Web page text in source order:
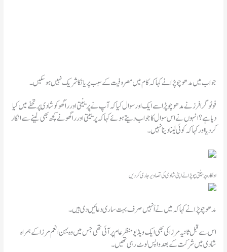
جواب میں مدھو چوپڑا نے کہا کہ کام میں مصروفیت کے سبب پریانکا شریک نہیں ہوسکیں۔
فوٹو گرافرز نے مدھو چوپڑا سے ایک اور سوال کیا کہ آپ نے پرینیتی اور راگھو کو شادی پر تحفے میں کیا
دیا ہے؟ انہوں نے اس سوال کا جواب دیتے ہوئے کہا کہ پرینیتی اور راگھو نے کچھ بھی لینے سے انکار
کر دیا اور کہا کہ کوئی لینا دینا نہیں۔
اداکارہ پرینیتی چوپڑا نے اپنی شادی کی تصاویر جاری کردیں
مدھو چوپڑا نے کہا کہ میں نے اُنہیں صرف بہت ساری دعائیں دی ہیں۔
اس سے قبل ثانیہ مرزا کی بھی ایک ویڈیو منظر عام پر آئی تھی جس میں وہ بہن انعم مرزا کے ہمراہ
شادی میں شرکت کے بعد واپس لوٹ رہی تھیں۔